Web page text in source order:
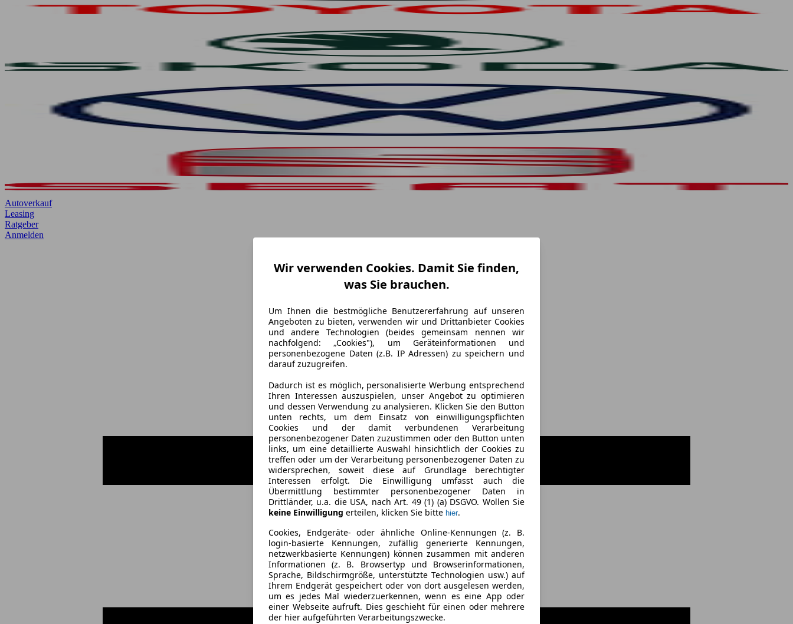
Autoverkauf
Leasing
Ratgeber
Anmelden
Wir verwenden Cookies. Damit Sie finden,
was Sie brauchen.
Um Ihnen die bestmögliche Benutzererfahrung auf unseren
Angeboten zu bieten, verwenden wir und Drittanbieter Cookies
und andere Technologien (beides gemeinsam nennen wir
nachfolgend: „Cookies"), um Geräteinformationen und
personenbezogene Daten (z.B. IP Adressen) zu speichern und
darauf zuzugreifen.
Dadurch ist es möglich, personalisierte Werbung entsprechend
Ihren Interessen auszuspielen, unser Angebot zu optimieren
und dessen Verwendung zu analysieren. Klicken Sie den Button
unten rechts, um dem Einsatz von einwilligungspflichten
Cookies und der damit verbundenen Verarbeitung
personenbezogener Daten zuzustimmen oder den Button unten
links, um eine detaillierte Auswahl hinsichtlich der Cookies zu
treffen oder um der Verarbeitung personenbezogener Daten zu
widersprechen, soweit diese auf Grundlage berechtigter
Interessen erfolgt. Die Einwilligung umfasst auch die
Übermittlung bestimmter personenbezogener Daten in
Drittländer, u.a. die USA, nach Art. 49 (1) (a) DSGVO. Wollen Sie
keine Einwilligung erteilen, klicken Sie bitte hier.
Cookies, Endgeräte- oder ähnliche Online-Kennungen (z. B.
login-basierte Kennungen, zufällig generierte Kennungen,
netzwerkbasierte Kennungen) können zusammen mit anderen
Informationen (z. B. Browsertyp und Browserinformationen,
Sprache, Bildschirmgröße, unterstützte Technologien usw.) auf
Ihrem Endgerät gespeichert oder von dort ausgelesen werden,
um es jedes Mal wiederzuerkennen, wenn es eine App oder
einer Webseite aufruft. Dies geschieht für einen oder mehrere
der hier aufgeführten Verarbeitungszwecke.